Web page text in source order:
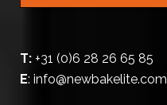
T: +31 (0)6 28 26 65 85
E: info@newbakelite.com